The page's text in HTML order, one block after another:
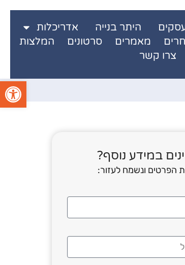
פתח
היתר בנייה
אדריכלות
מאמרים סרטונים
המלצות
צרו קשר
במידע נוסף?
הפרטים ונשמח לעזור: